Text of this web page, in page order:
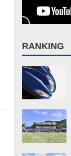
RANKING